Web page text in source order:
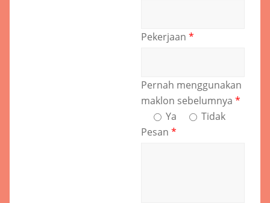
Pekerjaan *
Pernah menggunakan
maklon sebelumnya *
Ya
Tidak
Pesan *